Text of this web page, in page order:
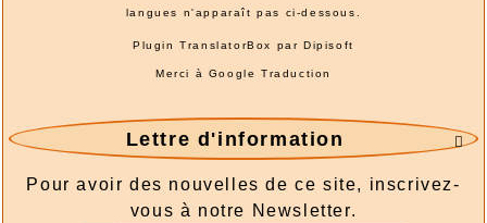
langues n'apparaît pas ci-dessous.
Plugin TranslatorBox parDipisoft
Merci à Google Traduction

Lettre d'information
Pour avoir des nouvelles de ce site, inscrivez-
vous à notre Newsletter.